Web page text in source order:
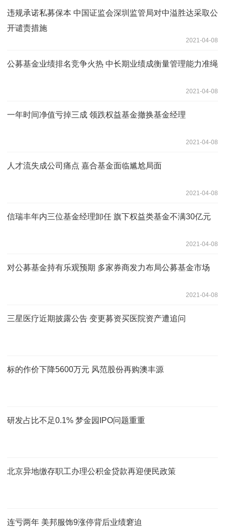
违规承诺私募保本 中国证监会深圳监管局对中溢胜达采取公
开谴责措施
2021-04-08
公募基金业绩排名竞争火热 中长期业绩成衡量管理能力准绳
2021-04-08
一年时间净值亏掉三成 领跌权益基金撤换基金经理
2021-04-08
人才流失成公司痛点 嘉合基金面临尴尬局面
2021-04-08
信瑞丰年内三位基金经理卸任 旗下权益类基金不满30亿元
2021-04-08
对公募基金持有乐观预期 多家券商发力布局公募基金市场
2021-04-08
三星医疗近期披露公告 变更募资买医院资产遭追问
标的作价下降5600万元 风范股份再购澳丰源
研发占比不足0.1% 梦金园IPO问题重重
北京异地缴存职工办理公积金贷款再迎便民政策
连亏两年 美邦服饰9涨停背后业绩窘迫